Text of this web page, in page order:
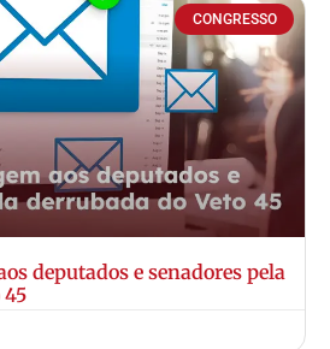
CONGRESSO
deputados e senadores pela